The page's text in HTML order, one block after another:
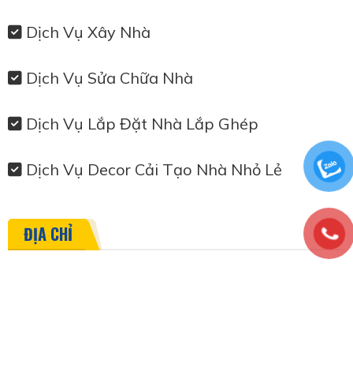
Dịch Vụ Xây Nhà
Dịch Vụ Sửa Chữa Nhà
Dịch Vụ Lắp Đặt Nhà Lắp Ghép
Dịch Vụ Decor Cải Tạo Nhà Nhỏ Lẻ
ĐỊA CHỈ